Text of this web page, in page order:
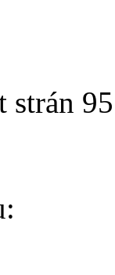
strán 95